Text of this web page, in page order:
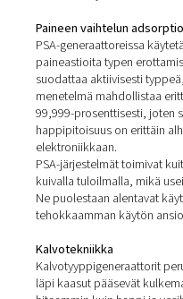
Lääkkeet ja
Lääketeollisuudessa
pakkaamisessa,
instrumenteissa.
luotettavan
vähentää käsittelyyn
Viininvalmistus
Viininvalmistajat
hyllytyksen,
tuotanto paikan
hellävaraisen